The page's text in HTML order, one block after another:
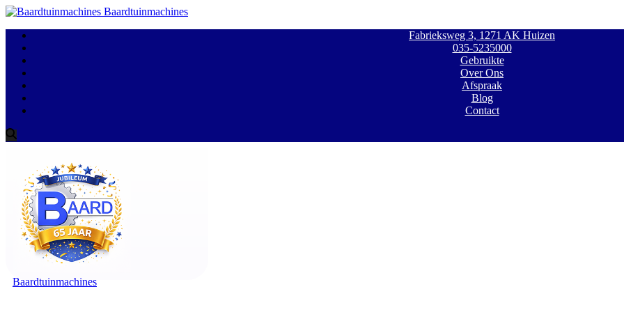
Baardtuinmachines
Fabrieksweg 3, 1271 AK Huizen
035-5235000
Gebruikte
Over Ons
Afspraak
Blog
Contact
Baardtuinmachines